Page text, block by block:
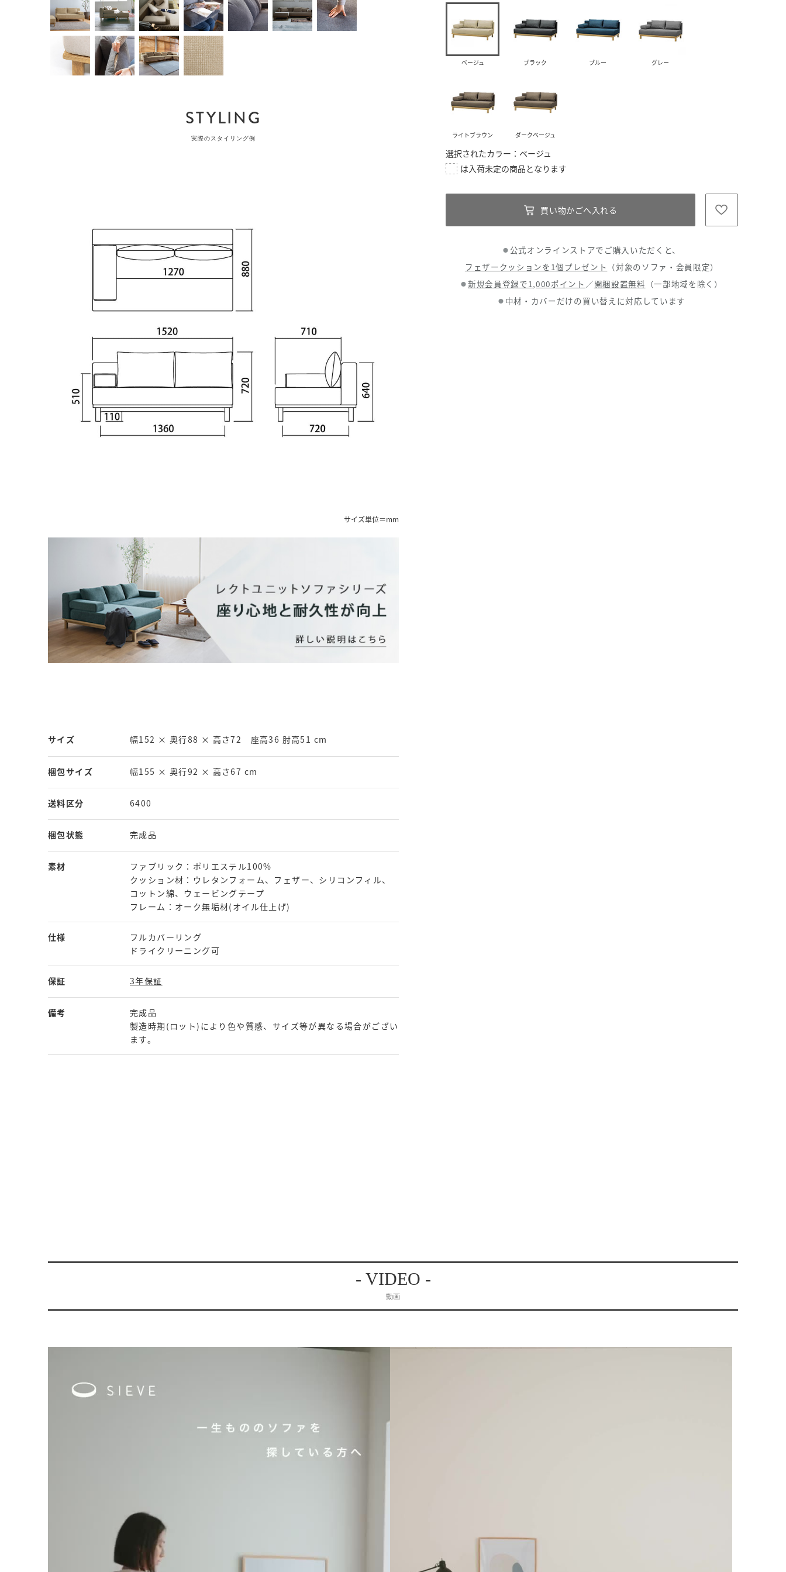
STYLING
実際のスタイリング例
サイズ単位＝mm
サイズ 幅152 × 奥行88 × 高さ72 座高36 肘高51 cm
梱包サイズ 幅155 × 奥行92 × 高さ67 cm
送料区分 6400
梱包状態 完成品
素材
ファブリック：ポリエステル100%
クッション材：ウレタンフォーム、フェザー、シリコンフィル、
コットン綿、ウェービングテープ
フレーム：オーク無垢材(オイル仕上げ)
仕様
フルカバーリング
ドライクリーニング可
保証 3年保証
備考
完成品
製造時期(ロット)により色や質感、サイズ等が異なる場合がござい
ます。
ベージュ ブラック ブルー グレー
ライトブラウン ダークベージュ
選択されたカラー：ベージュ
買い物かごへ入れる
● 公式オンラインストアでご購入いただくと、
フェザークッションを1個プレゼント （対象のソファ・会員限定）
● 新規会員登録で1,000ポイント ／開梱設置無料 （一部地域を除く）
● 中材・カバーだけの買い替えに対応しています
- VIDEO -
動画